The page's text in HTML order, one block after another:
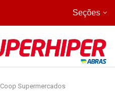
Seções
Coop Supermercados